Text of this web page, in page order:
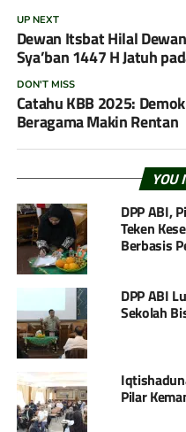
UP NEXT
Dewan Itsbat Hilal
Sya’ban 1447 H Jatuh
DON'T MISS
Catahu KBB 2025:
Beragama Makin Rentan
YOU
DPP ABI,
Teken
Berbasis
DPP ABI
Sekolah
Pilar